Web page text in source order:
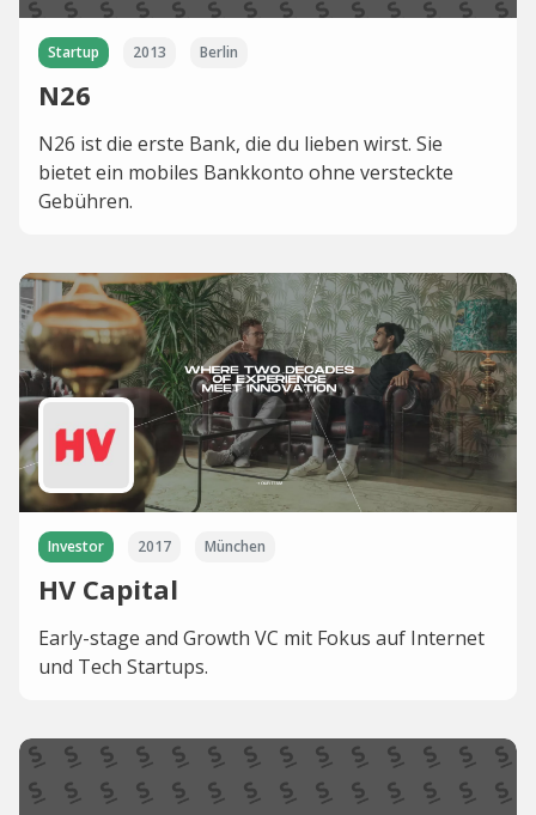
Startup 2013 Berlin
N26
N26 ist die erste Bank, die du lieben wirst. Sie
bietet ein mobiles Bankkonto ohne versteckte
Gebühren.
Investor 2017 München
HV Capital
Early-stage and Growth VC mit Fokus auf Internet
und Tech Startups.